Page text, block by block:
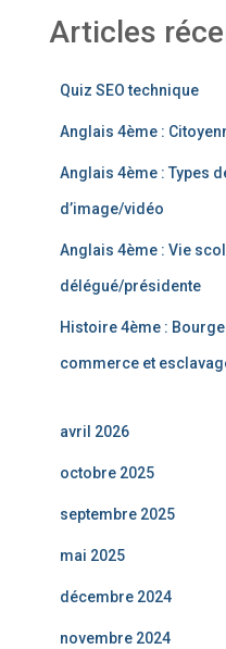
Articles
Quiz SEO technique
Anglais 4ème :
Anglais 4ème : Types
d’image/vidéo
Anglais 4ème : Vie
délégué/présidente
Histoire 4ème :
commerce et
avril 2026
octobre 2025
septembre 2025
mai 2025
décembre 2024
novembre 2024